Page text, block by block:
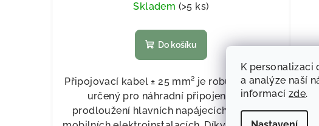
K personalizaci
a analýze naší
informacízde.
Skladem (>5 ks)
Do košíku
Připojovací kabel ± 25 mm² je robustní kabel
určený pro náhradní připojení nebo
prodloužení hlavních napájecích vedení v